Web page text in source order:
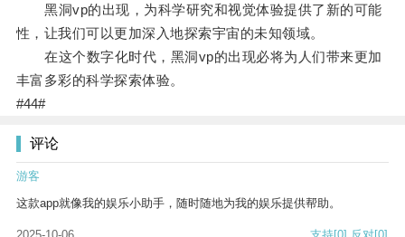
黑洞vp的出现，为科学研究和视觉体验提供了新的可能
性，让我们可以更加深入地探索宇宙的未知领域。
在这个数字化时代，黑洞vp的出现必将为人们带来更加
丰富多彩的科学探索体验。
#44#
评论
游客
这款app就像我的娱乐小助手，随时随地为我的娱乐提供帮助。